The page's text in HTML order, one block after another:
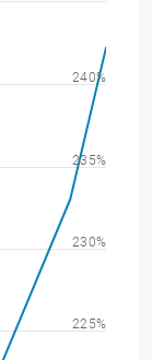
225%
230%
235%
240%